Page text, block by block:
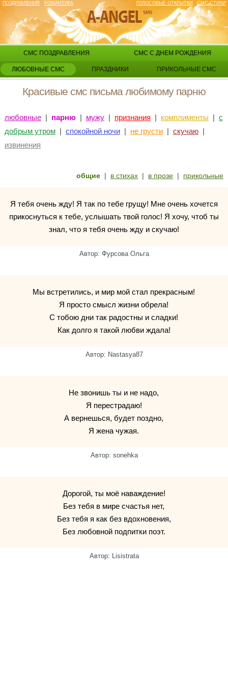
ПОЗДРАВЛЕНИЯ РОМАНТИКА ГОЛОСОВЫЕ ОТКРЫТКИ СМС СТИХИ
ЛЮБОВНЫЕ СМС
СМС ПОЗДРАВЛЕНИЯ СМС С ДНЕМ РОЖДЕНИЯ
ПРАЗДНИКИ ПРИКОЛЬНЫЕ СМС
Красивые смс письма любимому парню
любовные| парню| мужу| признания | комплименты | с
добрым утром| спокойной ночи| не грусти| скучаю|
извинения
общие | в стихах | в прозе | прикольные
Я тебя очень жду! Я так по тебе грущу! Мне очень хочется
прикоснуться к тебе, услышать твой голос! Я хочу, чтоб ты
знал, что я тебя очень жду и скучаю!
Автор: Фурсова Ольга
Мы встретились, и мир мой стал прекрасным!
Я просто смысл жизни обрела!
С тобою дни так радостны и сладки!
Как долго я такой любви ждала!
Автор: Nastasya87
Не звонишь ты и не надо,
Я перестрадаю!
А вернешься, будет поздно,
Я жена чужая.
Автор: sonehka
Дорогой, ты моё наваждение!
Без тебя в мире счастья нет,
Без тебя я как без вдохновения,
Без любовной подпитки поэт.
Автор: Lisistrata